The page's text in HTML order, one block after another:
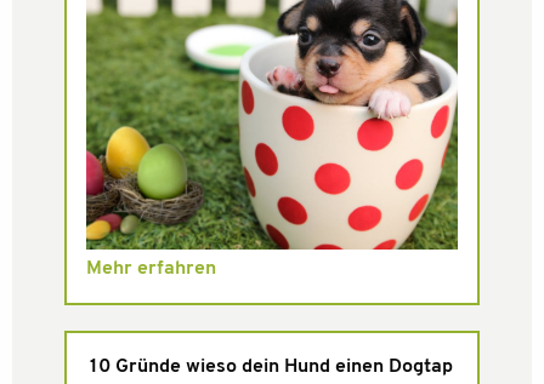
Mehr erfahren
10 Gründe wieso dein Hund einen Dogtap